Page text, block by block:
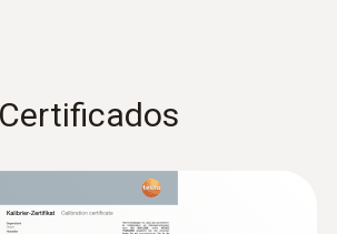
versions of the product –
on the medium in which the
and dishwasher-safe
Certificados